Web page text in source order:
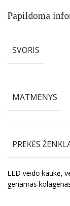
Papildoma
SVORIS
MATMENYS
PREKĖS
LED veido kaukė,
geriamas